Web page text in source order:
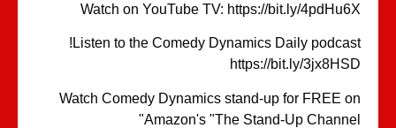
Watch on YouTube TV: https://bit.ly/
Listen to the Comedy Dynamics Daily
https://bit.ly/
Watch Comedy Dynamics stand-up for FREE
Amazon's "The Stand-Up